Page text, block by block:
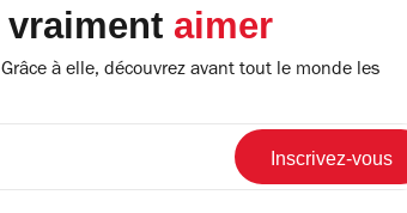
aimer
à elle, découvrez avant tout le monde les